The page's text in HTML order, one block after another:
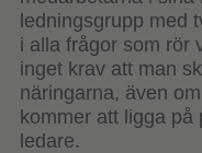
ledningsgrupp med
i alla frågor som rör
inget krav att man
näringarna, även
kommer att ligga på
ledare.